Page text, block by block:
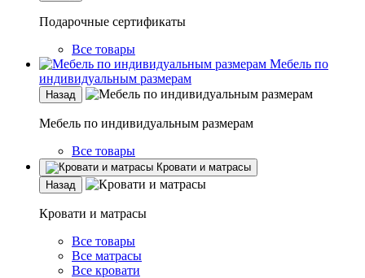
Подарочные сертификаты
Все товары
Мебель по
индивидуальным размерам
Назад
Мебель по индивидуальным размерам
Все товары
Кровати и матрасы
Назад
Кровати и матрасы
Все товары
Все матрасы
Все кровати